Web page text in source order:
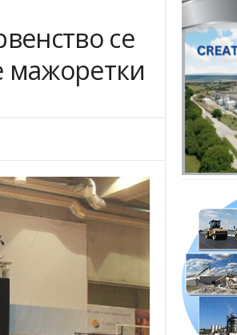
се
мажоретки